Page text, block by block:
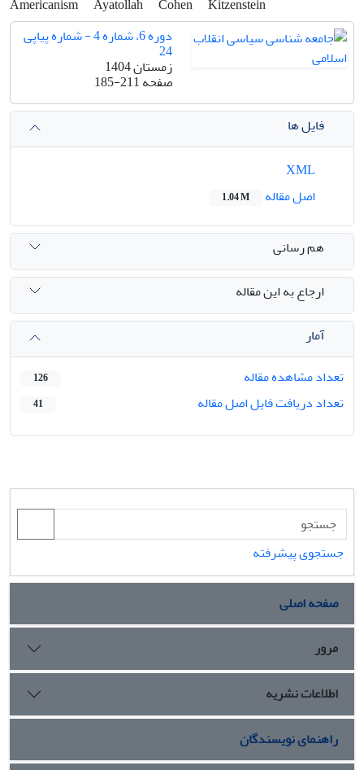
دوره 6، شماره 4 - شماره پیاپی
24
زمستان 1404
صفحه185-211
فایل ها
اصل مقاله
1.04 M
هم رسانی
ارجاع به این مقاله
آمار
تعداد مشاهده مقاله
126
تعداد دریافت فایل اصل مقاله 41
جستجوی پیشرفته
صفحه اصلی
مرور
اطلاعات نشریه
راهنمای نویسندگان